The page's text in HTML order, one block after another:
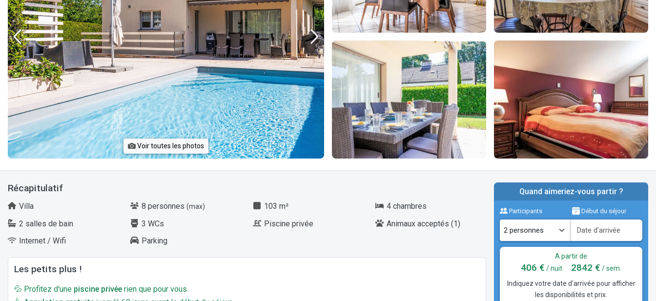
Voir toutes les photos
Récapitulatif
Villa 8 personnes (max) 103 m²
4 chambres
2 salles de bain
3 WCs Piscine privée
Animaux acceptés (1)
Internet / Wifi
Parking
Les petits plus !
💦 Profitez d'une piscine privée rien que pour vous.
Quand aimeriez-vous partir ?
Participants Début du séjour
A partir de
406 € / nuit 2842 € / sem.
Indiquez votre date d'arrivée pour afficher
les disponibilités et prix.